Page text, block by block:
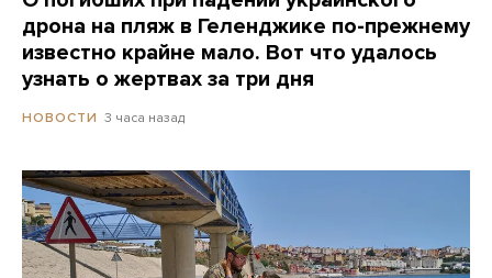
дрона на пляж в Геленджике по-прежнему
известно крайне мало. Вот что удалось
узнать о жертвах за три дня
НОВОСТИ 3 часа назад